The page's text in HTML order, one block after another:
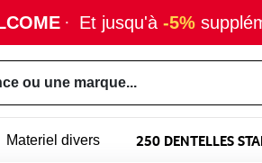
· Et jusqu'à -5%
ou une marque...
Materiel divers 250 DENTELLES